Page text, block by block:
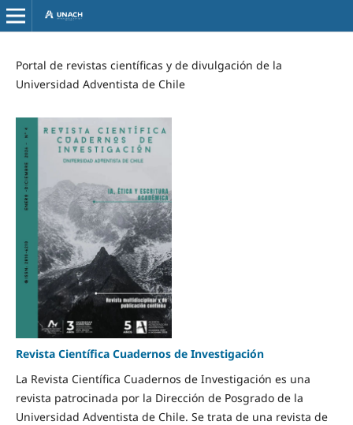
Portal de revistas científicas y de divulgación de la
Universidad Adventista de Chile
Revista Científica Cuadernos de Investigación
La Revista Científica Cuadernos de Investigación es una
revista patrocinada por la Dirección de Posgrado de la
Universidad Adventista de Chile. Se trata de una revista de